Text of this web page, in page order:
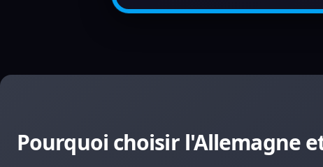
Pourquoi choisir l'Allemagne